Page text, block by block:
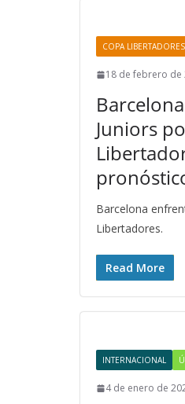
COPA LIBERTADORES
18 de febrero de
Juniors
Barcelona
Libertadores.
Read More
INTERNACIONAL
4 de enero de